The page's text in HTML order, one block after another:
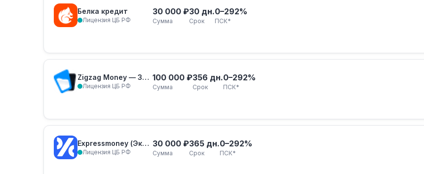
Белка кредит
Лицензия ЦБ РФ
30 000 ₽
Сумма
30 дн.
Срок
0–292%
ПСК*
Zigzag Money — Залог ПТС
Лицензия ЦБ РФ
100 000 ₽
Сумма
356 дн.
Срок
0–292%
ПСК*
Expressmoney (Экспресс-Деньги)
Лицензия ЦБ РФ
30 000 ₽
Сумма
365 дн.
Срок
0–292%
ПСК*